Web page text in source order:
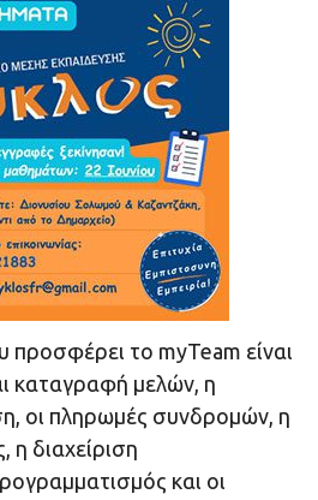
προσφέρει το myTeam είναι
καταγραφή μελών, η
οι πληρωμές συνδρομών, η
η διαχείριση
και οι